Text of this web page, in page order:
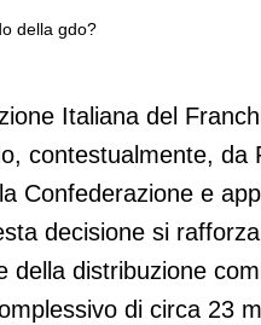
della gdo?
nel mondo
Italiana del
contestualmente,
Confederazione e
decisione si
della distribuzione
di circa 23